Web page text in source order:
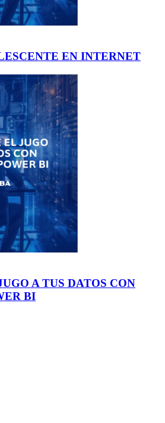
EN INTERNET
A TUS DATOS CON
BI